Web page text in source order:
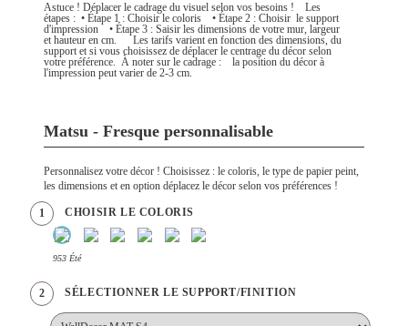
Astuce ! Déplacer le cadrage du visuel selon vos besoins ! Les
étapes : • Étape 1 : Choisir le coloris • Étape 2 : Choisir le support
d'impression • Étape 3 : Saisir les dimensions de votre mur, largeur
et hauteur en cm. Les tarifs varient en fonction des dimensions, du
support et si vous choisissez de déplacer le centrage du décor selon
votre préférence. À noter sur le cadrage : la position du décor à
l'impression peut varier de 2-3 cm.
Matsu - Fresque personnalisable
Personnalisez votre décor ! Choisissez : le coloris, le type de papier peint,
les dimensions et en option déplacez le décor selon vos préférences !
1 CHOISIR LE COLORIS
953 Été
2 SÉLECTIONNER LE SUPPORT/FINITION